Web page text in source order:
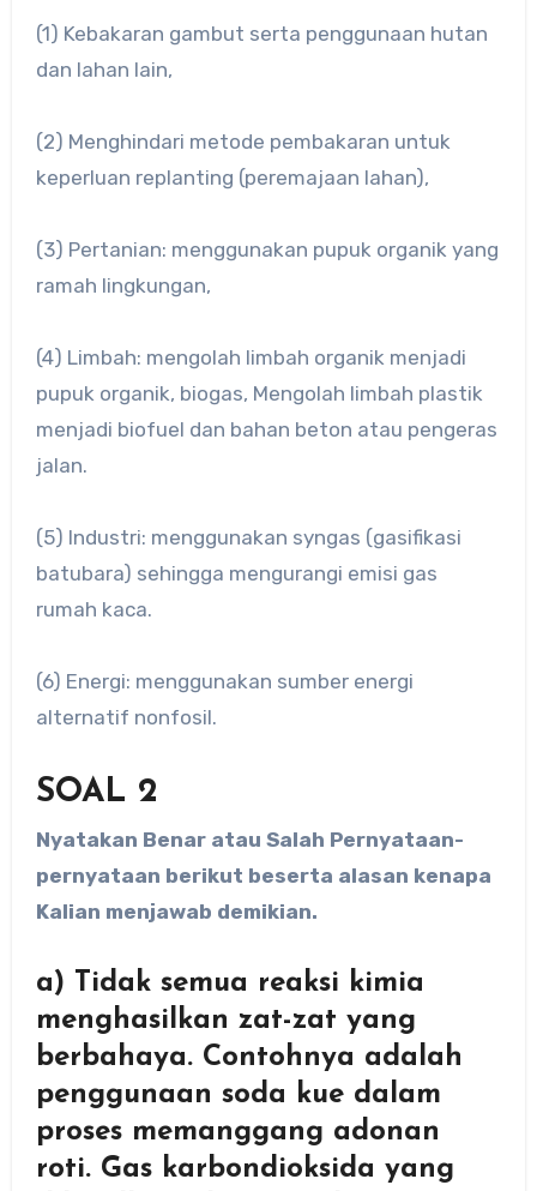
(1) Kebakaran gambut serta penggunaan hutan
dan lahan lain,
(2) Menghindari metode pembakaran untuk
keperluan replanting (peremajaan lahan),
(3) Pertanian: menggunakan pupuk organik yang
ramah lingkungan,
(4) Limbah: mengolah limbah organik menjadi
pupuk organik, biogas, Mengolah limbah plastik
menjadi biofuel dan bahan beton atau pengeras
jalan.
(5) Industri: menggunakan syngas (gasifikasi
batubara) sehingga mengurangi emisi gas
rumah kaca.
(6) Energi: menggunakan sumber energi
alternatif nonfosil.
SOAL 2
Nyatakan Benar atau Salah Pernyataan-
pernyataan berikut beserta alasan kenapa
Kalian menjawab demikian.
a) Tidak semua reaksi kimia
menghasilkan zat-zat yang
berbahaya. Contohnya adalah
penggunaan soda kue dalam
proses memanggang adonan
roti. Gas karbondioksida yang